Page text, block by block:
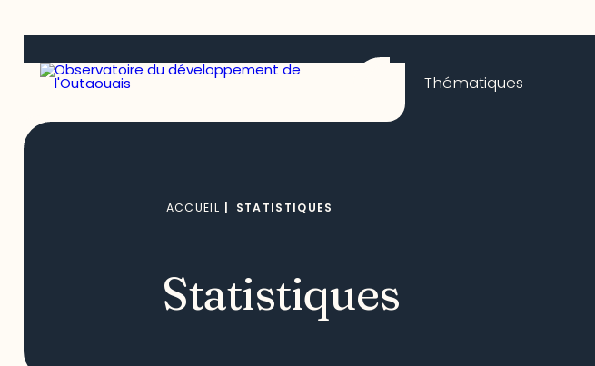
Thématiques
ACCUEIL STATISTIQUES
Statistiques